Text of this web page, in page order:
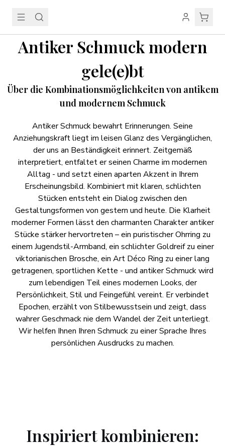
Antiker Schmuck modern
gele(e)bt
Über die Kombinationsmöglichkeiten von antikem
und modernem Schmuck
Antiker Schmuck bewahrt Erinnerungen. Seine
Anziehungskraft liegt im leisen Glanz des Vergänglichen,
der uns an Beständigkeit erinnert. Zeitgemäß
interpretiert, entfaltet er seinen Charme im modernen
Alltag - und setzt einen aparten Akzent in Ihrem
Erscheinungsbild. Kombiniert mit klaren, schlichten
Stücken entsteht ein Dialog zwischen den
Gestaltungsformen von gestern und heute. Die Klarheit
moderner Formen lässt den charmanten Charakter antiker
Stücke stärker hervortreten – ein puristischer Ohrring zu
einem Jugendstil-Armband, ein schlichter Goldreif zu einer
viktorianischen Brosche, ein Art Déco Ring zu einer lang
getragenen, sportlichen Kette - und antiker Schmuck wird
zum lebendigen Teil eines modernen Looks, der
Persönlichkeit, Stil und Feingefühl vereint. Er verbindet
Epochen, erzählt von Stilbewusstsein und zeigt, dass
wahrer Geschmack nie dem Wandel der Zeit unterliegt.
Wir helfen Ihnen Ihren Schmuck zu einer Sprache Ihres
persönlichen Ausdrucks zu machen.
Inspiriert kombinieren: